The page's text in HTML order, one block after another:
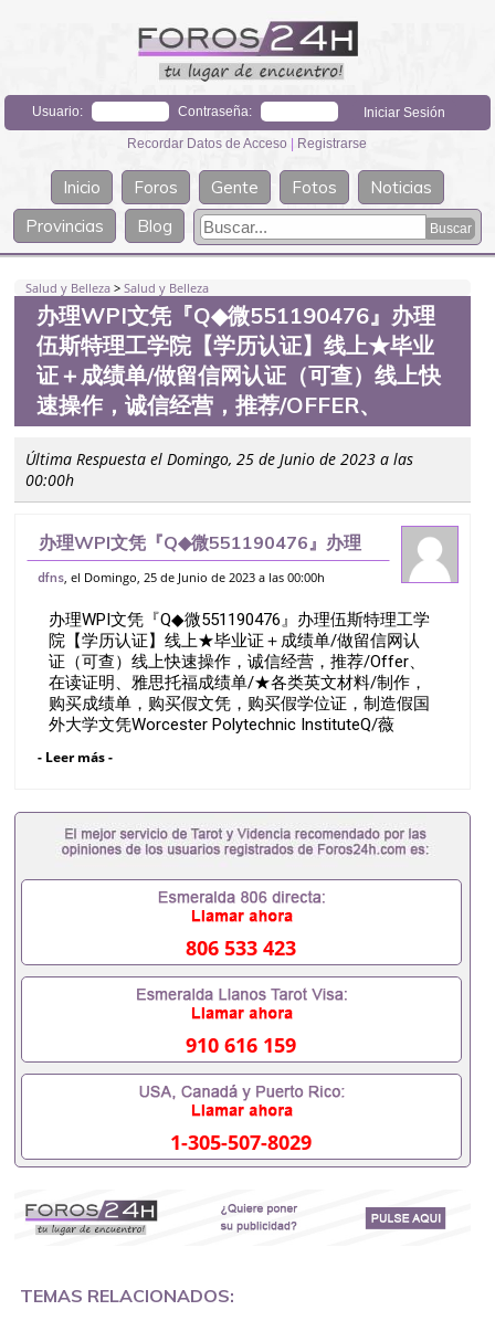
Usuario: Contraseña:
Recordar Datos de Acceso | Registrarse
Inicio Foros Gente Fotos
Noticias
Provincias
Blog
Salud y Belleza >Salud y Belleza
办理WPI文凭『Q◆微551190476』办理
伍斯特理工学院【学历认证】线上★毕业
证＋成绩单/做留信网认证（可查）线上快
速操作，诚信经营，推荐/OFFER、
Última Respuesta el Domingo, 25 de Junio de 2023 a las
00:00h
办理WPI文凭『Q◆微551190476』办理
伍斯特理工学院【学历认证】线上★毕业证
操作，诚信经营，推荐/Offer、
dfns , el Domingo, 25 de Junio de 2023 a las 00:00h
办理WPI文凭『Q◆微551190476』办理伍斯特理工学
院【学历认证】线上★毕业证＋成绩单/做留信网认
证（可查）线上快速操作，诚信经营，推荐/Offer、
在读证明、雅思托福成绩单/★各类英文材料/制作，
购买成绩单，购买假文凭，购买假学位证，制造假国
外大学文凭Worcester Polytechnic InstituteQ/薇
理教育部认证办理大使馆认证办理留学归国证明办理
理录取通知书办理学位证书办理美国文凭办理澳洲文
凭办理英国文凭办理加拿大文凭办理德国文凭 一、快
速办理材料： 1、毕业证+成绩单+留学回国人员证明
备证明材料，给父母及亲朋好友一份完美交代）；
2、雅思、托福，OFFER，在读证明，学生卡等留学
用到）。 注：上述材料，随时都可以安排办理，毕业
证成绩单，学校，专业，学位，毕业时间都可以根据
客户要求安排。 国内找工作假的毕业证可以用吗
551190476假的毕业证成绩单可以办学历认证吗
551190476要定居国外需要办理什么材料551190476
入职事业单位/国企假的毕业证会查吗551190476入职
国企/事业单位需要些什么材料551190476办理假毕业
证在国内能用吗, 挂科拿不到毕业证怎么办, 毕业证丢
了怎么办, 没有正常毕业怎么办理毕业证,没毕业可以
办学历认证吗,您是否因为中途辍学、挂科而没有正常
毕业551190476您是否因为递交材料不齐而被拒之门
教育部认证在校挂科了不想读了,成绩不理想毕不了业
怎么办551190476找工作没有文凭怎么办,怎么办理本
国外文凭551190476国外本科毕业证怎么办理
- Leer más -
806 533 423
910 616 159
1-305-507-8029
TEMAS RELACIONADOS: